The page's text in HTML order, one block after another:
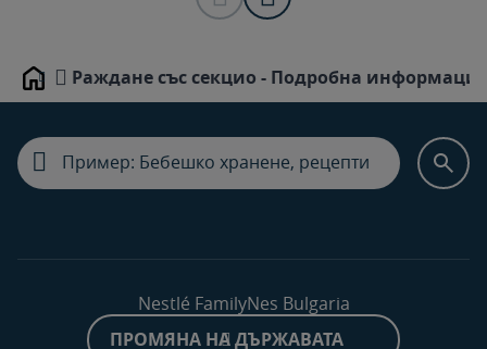
Home Раждане със секцио - Подробна информация
Nestlé FamilyNes Bulgaria
ПРОМЯНА НА ДЪРЖАВАТА